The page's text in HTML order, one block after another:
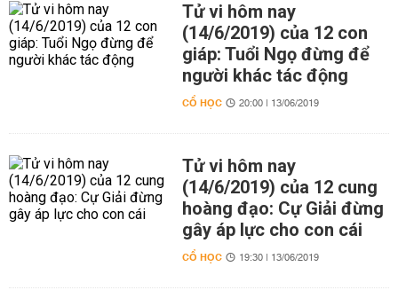
Tử vi hôm nay
(14/6/2019) của 12 con
giáp: Tuổi Ngọ đừng để
người khác tác động
CỔ HỌC 20:00 | 13/06/2019
Tử vi hôm nay
(14/6/2019) của 12 cung
hoàng đạo: Cự Giải đừng
gây áp lực cho con cái
CỔ HỌC 19:30 | 13/06/2019